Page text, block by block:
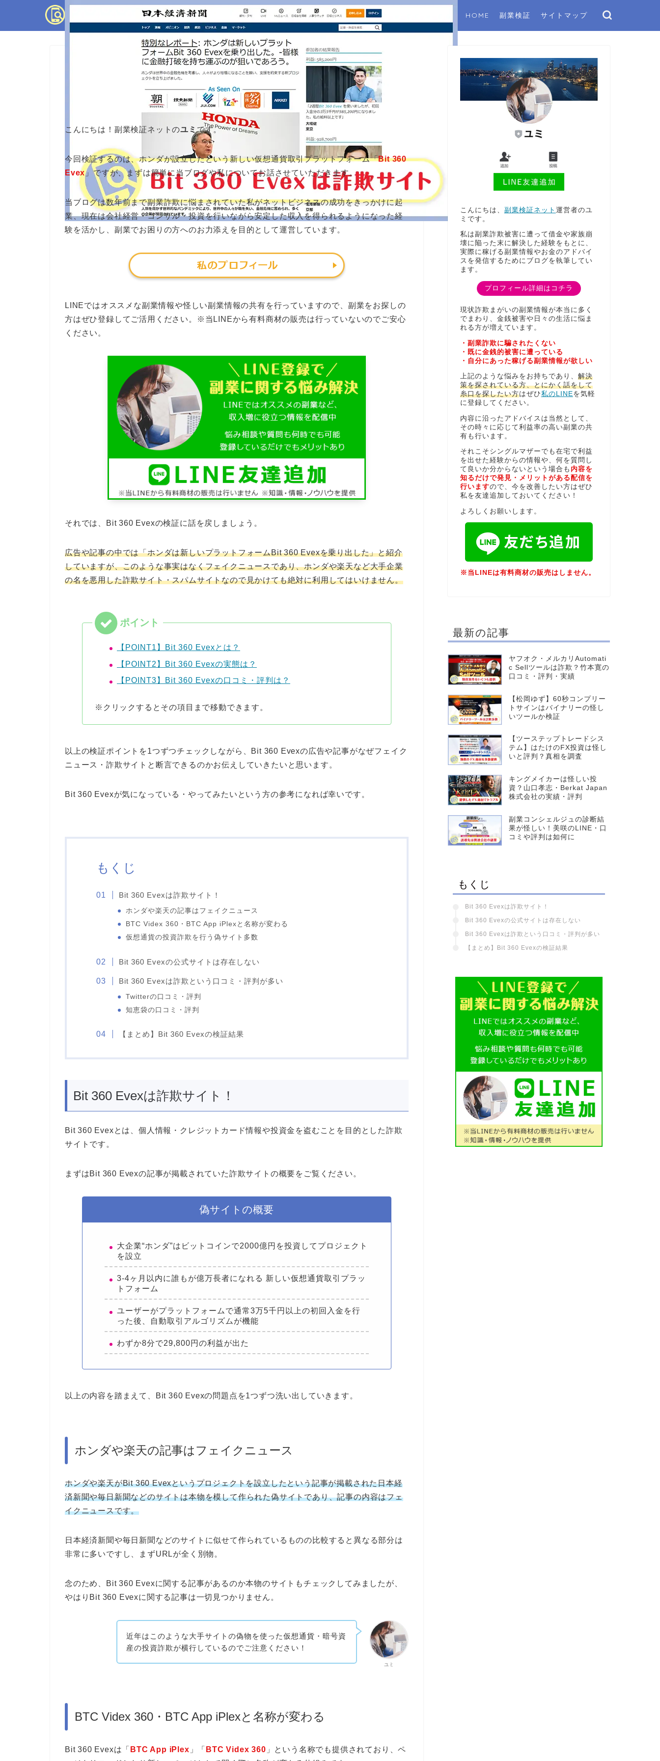
HOME 副業検証 サイトマップ
Bit 360 Evexは詐欺！ホンダ・楽天の偽記事に注意
2026年6月16日
こんにちは！副業検証ネットのユミです。
今回検証するのは、ホンダが設立したという新しい仮想通貨取引プラットフォーム「Bit 360
Evex」ですが、まずは簡単に当ブログや私についてお話させていただきます。
当ブログは数年前まで副業詐欺に悩まされていた私がネットビジネスの成功をきっかけに起
業、現在は会社経営・コンサル・投資を行いながら安定した収入を得られるようになった経
験を活かし、副業でお困りの方へのお力添えを目的として運営しています。
LINEではオススメな副業情報や怪しい副業情報の共有を行っていますので、副業をお探しの
方はぜひ登録してご活用ください。※当LINEから有料商材の販売は行っていないのでご安心
ください。
それでは、Bit 360 Evexの検証に話を戻しましょう。
広告や記事の中では「ホンダは新しいプラットフォームBit 360 Evexを乗り出した」と紹介
していますが、このような事実はなくフェイクニュースであり、ホンダや楽天など大手企業
の名を悪用した詐欺サイト・スパムサイトなので見かけても絶対に利用してはいけません。
【POINT1】Bit 360 Evexとは？
【POINT2】Bit 360 Evexの実態は？
【POINT3】Bit 360 Evexの口コミ・評判は？
※クリックするとその項目まで移動できます。
以上の検証ポイントを1つずつチェックしながら、Bit 360 Evexの広告や記事がなぜフェイク
ニュース・詐欺サイトと断言できるのかお伝えしていきたいと思います。
Bit 360 Evexが気になっている・やってみたいという方の参考になれば幸いです。
もくじ
Bit 360 Evexは詐欺サイト！
ホンダや楽天の記事はフェイクニュース
BTC Videx 360・BTC App iPlexと名称が変わる
仮想通貨の投資詐欺を行う偽サイト多数
Bit 360 Evexの公式サイトは存在しない
Bit 360 Evexは詐欺という口コミ・評判が多い
Twitterの口コミ・評判
知恵袋の口コミ・評判
【まとめ】Bit 360 Evexの検証結果
Bit 360 Evexは詐欺サイト！
Bit 360 Evexとは、個人情報・クレジットカード情報や投資金を盗むことを目的とした詐欺
サイトです。
まずはBit 360 Evexの記事が掲載されていた詐欺サイトの概要をご覧ください。
偽サイトの概要
大企業“ホンダ”はビットコインで2000億円を投資してプロジェクト
を設立
3-4ヶ月以内に誰もが億万長者になれる 新しい仮想通貨取引プラッ
トフォーム
ユーザーがプラットフォームで通常3万5千円以上の初回入金を行
った後、自動取引アルゴリズムが機能
わずか8分で29,800円の利益が出た
以上の内容を踏まえて、Bit 360 Evexの問題点を1つずつ洗い出していきます。
ホンダや楽天の記事はフェイクニュース
ホンダや楽天がBit 360 Evexというプロジェクトを設立したという記事が掲載された日本経
済新聞や毎日新聞などのサイトは本物を模して作られた偽サイトであり、記事の内容はフェ
イクニュースです。
日本経済新聞や毎日新聞などのサイトに似せて作られているものの比較すると異なる部分は
非常に多いですし、まずURLが全く別物。
念のため、Bit 360 Evexに関する記事があるのか本物のサイトもチェックしてみましたが、
やはりBit 360 Evexに関する記事は一切見つかりません。
ユミ
近年はこのような大手サイトの偽物を使った仮想通貨・暗号資
産の投資詐欺が横行しているのでご注意ください！
BTC Videx 360・BTC App iPlexと名称が変わる
Bit 360 Evexは「 BTC App iPlex 」「 BTC Videx 360 」という名称でも提供されており、ペ
こんにちは、 副業検証ネット 運営者のユ
ミです。
私は副業詐欺被害に遭って借金や家族崩
壊に陥った末に解決した経験をもとに、
実際に稼げる副業情報やお金のアドバイ
スを発信するためにブログを執筆してい
ます。
プロフィール詳細はコチラ
現状詐欺まがいの副業情報が本当に多く
でまわり、金銭被害や日々の生活に悩ま
れる方が増えています。
・副業詐欺に騙されたくない
・既に金銭的被害に遭っている
・自分にあった稼げる副業情報が欲しい
上記のような悩みをお持ちであり、 解決
策を探されている方、とにかく話をして
糸口を探したい方はぜひ私のLINEを気軽
に登録してください。
内容に沿ったアドバイスは当然として、
その時々に応じて利益率の高い副業の共
有も行います。
それこそシングルマザーでも在宅で利益
を出せた経験からの情報や、何を質問し
て良いか分からないという場合も 内容を
知るだけで発見・メリットがある配信を
行いますので、今を改善したい方はぜひ
私を友達追加しておいてください！
よろしくお願いします。
※当LINEは有料商材の販売はしません。
最新の記事
ヤフオク・メルカリAutomati
c Sellツールは詐欺？竹本寛の
口コミ・評判・実績
【松岡ゆず】60秒コンプリー
トサインはバイナリーの怪し
いツールか検証
【ツーステップトレードシス
テム】はたけのFX投資は怪し
いと評判？真相を調査
キングメイカーは怪しい投
資？山口孝志・Berkat Japan
株式会社の実績・評判
副業コンシェルジュの診断結
果が怪しい！美咲のLINE・口
コミや評判は如何に
もくじ
Bit 360 Evexは詐欺サイト！
Bit 360 Evexの公式サイトは存在しない
Bit 360 Evexは詐欺という口コミ・評判が多い
【まとめ】Bit 360 Evexの検証結果